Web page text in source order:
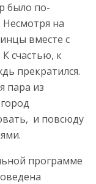
было по-
на
вместе с
счастью, к
прекратился.
пара из
и повсюду
программе